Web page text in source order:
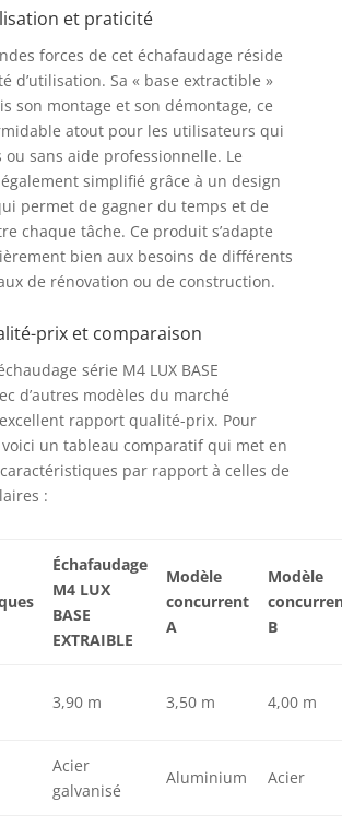
et praticité
forces de cet échafaudage réside
d’utilisation. Sa « base extractible »
son montage et son démontage, ce
atout pour les utilisateurs qui
sans aide professionnelle. Le
simplifié grâce à un design
permet de gagner du temps et de
chaque tâche. Ce produit s’adapte
bien aux besoins de différents
de rénovation ou de construction.
prix et comparaison
série M4 LUX BASE
d’autres modèles du marché
rapport qualité-prix. Pour
un tableau comparatif qui met en
par rapport à celles de
:
Échafaudage
M4 LUX
BASE
EXTRAIBLE
Modèle
concurrent
A
Modèle
B
3,90 m 3,50 m 4,00 m
Acier
galvanisé
Aluminium Acier